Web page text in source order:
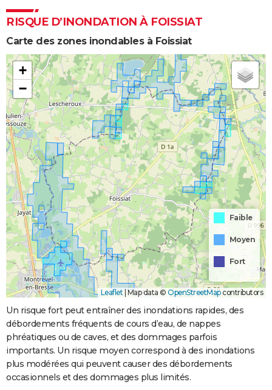
FORUM
Bricolage
Lifestyle
Culture
Sport
Auto
Television
Voyage
Cinema
RISQUE D’INONDATION À FOISSIAT
Carte des zones inondables à Foissiat
+
−
Faible
Moyen
Fort
Leaflet|Map data © OpenStreetMapcontributors
Un risque fort peut entraîner des inondations rapides, des
débordements fréquents de cours d’eau, de nappes
phréatiques ou de caves, et des dommages parfois
importants. Un risque moyen correspond à des inondations
plus modérées qui peuvent causer des débordements
occasionnels et des dommages plus limités.